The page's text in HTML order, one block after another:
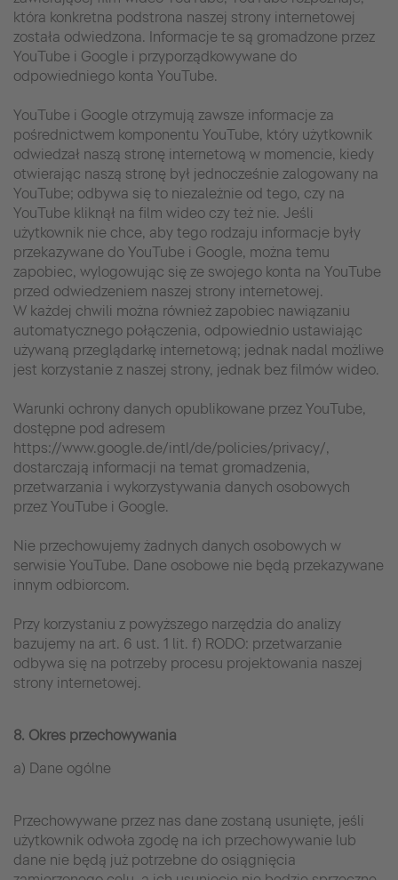
która konkretna podstrona naszej strony internetowej
została odwiedzona. Informacje te są gromadzone przez
YouTube i Google i przyporządkowywane do
odpowiedniego konta YouTube.
YouTube i Google otrzymują zawsze informacje za
pośrednictwem komponentu YouTube, który użytkownik
odwiedzał naszą stronę internetową w momencie, kiedy
otwierając naszą stronę był jednocześnie zalogowany na
YouTube; odbywa się to niezależnie od tego, czy na
YouTube kliknął na film wideo czy też nie. Jeśli
użytkownik nie chce, aby tego rodzaju informacje były
przekazywane do YouTube i Google, można temu
zapobiec, wylogowując się ze swojego konta na YouTube
przed odwiedzeniem naszej strony internetowej.
W każdej chwili można również zapobiec nawiązaniu
automatycznego połączenia, odpowiednio ustawiając
używaną przeglądarkę internetową; jednak nadal możliwe
jest korzystanie z naszej strony, jednak bez filmów wideo.
Warunki ochrony danych opublikowane przez YouTube,
dostępne pod adresem
https://www.google.de/intl/de/policies/privacy/,
dostarczają informacji na temat gromadzenia,
przetwarzania i wykorzystywania danych osobowych
przez YouTube i Google.
Nie przechowujemy żadnych danych osobowych w
serwisie YouTube. Dane osobowe nie będą przekazywane
innym odbiorcom.
Przy korzystaniu z powyższego narzędzia do analizy
bazujemy na art. 6 ust. 1 lit. f) RODO: przetwarzanie
odbywa się na potrzeby procesu projektowania naszej
strony internetowej.
8. Okres przechowywania
a) Dane ogólne
Przechowywane przez nas dane zostaną usunięte, jeśli
użytkownik odwoła zgodę na ich przechowywanie lub
dane nie będą już potrzebne do osiągnięcia